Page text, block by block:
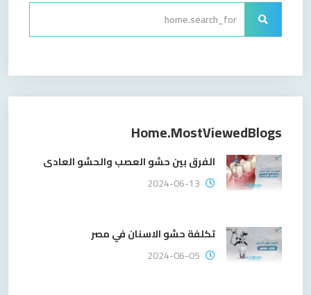
Home.mostViewedBlogs
الفرق بين حشو العصب والحشو العادى
2024-06-13
تكلفة حشو الاسنان في مصر
2024-06-05